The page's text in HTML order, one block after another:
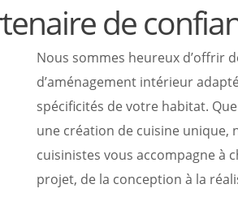
de
Nous sommes heureux d’offrir
d’aménagement intérieur
spécificités de votre habitat.
une création de cuisine unique,
cuisinistes vous accompagne à
projet, de la conception à la